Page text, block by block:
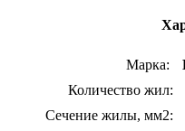
Марка:
Количество жил:
Сечение жилы, мм2: